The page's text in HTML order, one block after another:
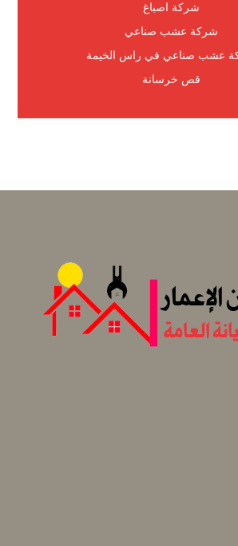
شركة اصباغ
شركة عشب صناعي
عشب صناعي في راس الخيمة
قص خرسانة